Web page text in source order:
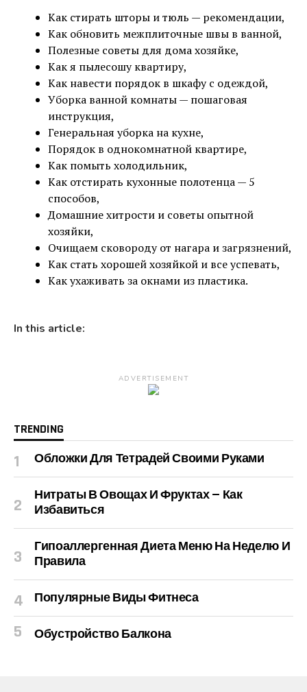
Как стирать шторы и тюль — рекомендации,
Как обновить межплиточные швы в ванной,
Полезные советы для дома хозяйке,
Как я пылесошу квартиру,
Как навести порядок в шкафу с одеждой,
Уборка ванной комнаты — пошаговая
инструкция,
Генеральная уборка на кухне,
Порядок в однокомнатной квартире,
Как помыть холодильник,
Как отстирать кухонные полотенца — 5
способов,
Домашние хитрости и советы опытной
хозяйки,
Очищаем сковороду от нагара и загрязнений,
Как стать хорошей хозяйкой и все успевать,
Как ухаживать за окнами из пластика.
In this article:
ADVERTISEMENT
TRENDING
Обложки Для Тетрадей Своими Руками
Нитраты В Овощах И Фруктах — Как
Избавиться
Гипоаллергенная Диета Меню На Неделю И
Правила
Популярные Виды Фитнеса
Обустройство Балкона